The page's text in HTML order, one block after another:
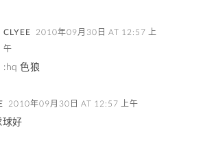
CLYEE 2010年09月30日 AT 12:57 上
午
:hq 色狼
2010年09月30日 AT 12:57 上午
球好